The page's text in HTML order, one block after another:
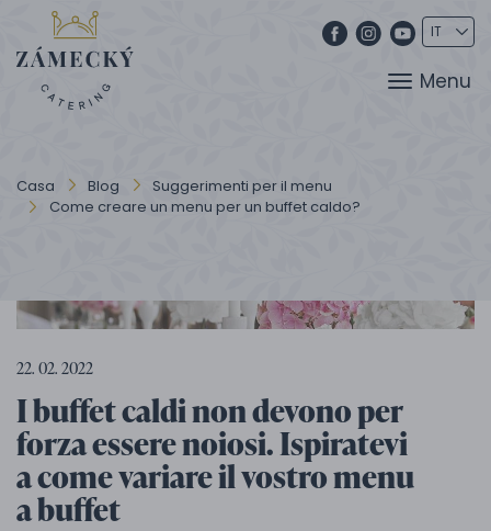
Menu
Casa Blog
Suggerimenti per il menu
Come creare un menu per un buffet caldo?
22. 02. 2022
I buffet caldi non devono per
forza essere noiosi. Ispiratevi
a come variare il vostro menu
a buffet